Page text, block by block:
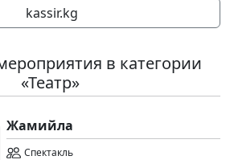
kassir.kg
в категории
«Театр»
Жамийла
Спектакль